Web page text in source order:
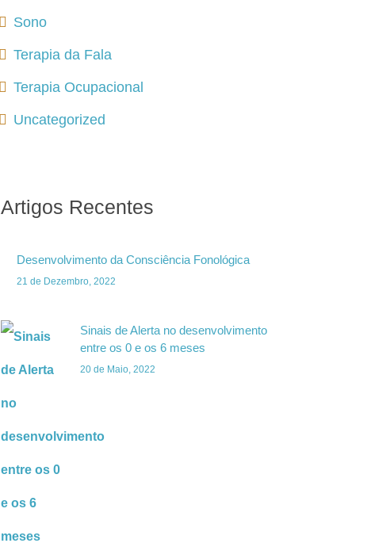
Sono
Terapia da Fala
Terapia Ocupacional
Uncategorized
Artigos Recentes
Desenvolvimento da Consciência Fonológica
21 de Dezembro, 2022
Sinais de Alerta no desenvolvimento
entre os 0 e os 6 meses
20 de Maio, 2022